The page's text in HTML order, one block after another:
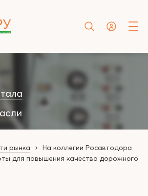
рынка
На коллегии Росавтодора
для повышения качества дорожного